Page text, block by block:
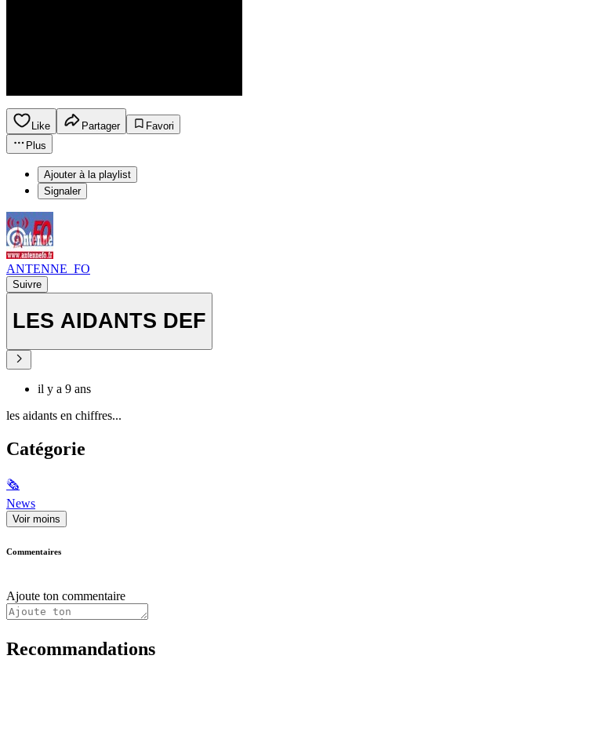
Like Partager
Favori
Plus
Ajouter à la playlist
Signaler
ANTENNE_FO
Suivre
LES AIDANTS DEF
il y a 9 ans
les aidants en chiffres...
Catégorie
🗞
News
Voir moins
Commentaires
Ajoute ton commentaire
Recommandations